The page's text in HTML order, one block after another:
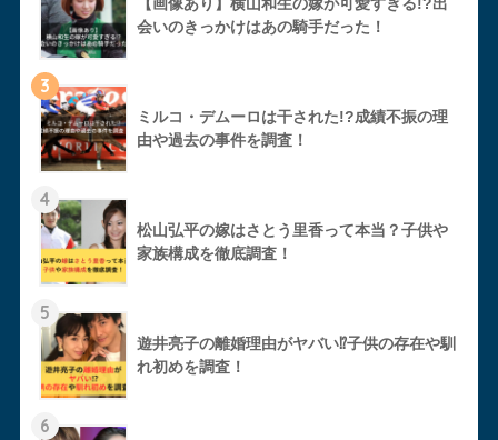
会いのきっかけはあの騎手だった！
3
ミルコ・デムーロは干された!?成績不振の理
由や過去の事件を調査！
4
松山弘平の嫁はさとう里香って本当？子供や
家族構成を徹底調査！
5
遊井亮子の離婚理由がヤバい⁉︎子供の存在や馴
れ初めを調査！
6